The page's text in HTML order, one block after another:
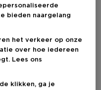
bieden naargelang
het verkeer op onze
over hoe iedereen
Lees ons
klikken, ga je